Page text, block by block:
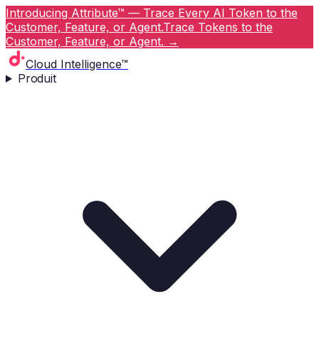
Introducing Attribute™ — Trace Every AI Token to the
Customer, Feature, or Agent.Trace Tokens to the
Customer, Feature, or Agent. →
Cloud Intelligence™
Produit